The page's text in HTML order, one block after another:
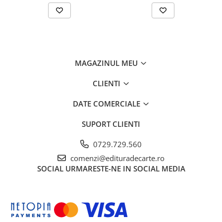
MAGAZINUL MEU
CLIENTI
DATE COMERCIALE
SUPORT CLIENTI
0729.729.560
comenzi@edituradecarte.ro
SOCIAL URMARESTE-NE IN SOCIAL MEDIA